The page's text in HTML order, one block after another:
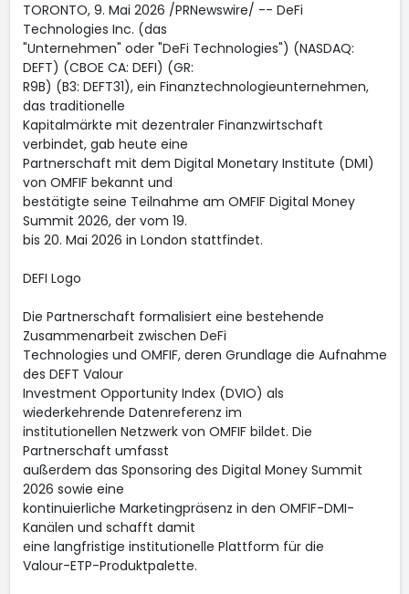
TORONTO, 9. Mai 2026 /PRNewswire/ -- DeFi
Technologies Inc. (das
"Unternehmen" oder "DeFi Technologies") (NASDAQ:
DEFT) (CBOE CA: DEFI) (GR:
R9B) (B3: DEFT31), ein Finanztechnologieunternehmen,
das traditionelle
Kapitalmärkte mit dezentraler Finanzwirtschaft
verbindet, gab heute eine
Partnerschaft mit dem Digital Monetary Institute (DMI)
von OMFIF bekannt und
bestätigte seine Teilnahme am OMFIF Digital Money
Summit 2026, der vom 19.
bis 20. Mai 2026 in London stattfindet.
DEFI Logo
Die Partnerschaft formalisiert eine bestehende
Zusammenarbeit zwischen DeFi
Technologies und OMFIF, deren Grundlage die Aufnahme
des DEFT Valour
Investment Opportunity Index (DVIO) als
wiederkehrende Datenreferenz im
institutionellen Netzwerk von OMFIF bildet. Die
Partnerschaft umfasst
außerdem das Sponsoring des Digital Money Summit
2026 sowie eine
kontinuierliche Marketingpräsenz in den OMFIF-DMI-
Kanälen und schafft damit
eine langfristige institutionelle Plattform für die
Valour-ETP-Produktpalette.